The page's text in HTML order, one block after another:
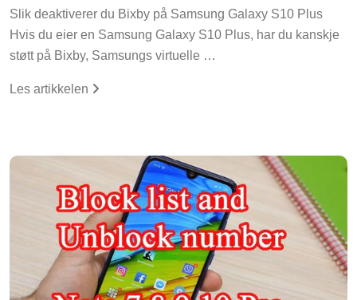
Slik deaktiverer du Bixby på Samsung Galaxy S10 Plus
Hvis du eier en Samsung Galaxy S10 Plus, har du kanskje
støtt på Bixby, Samsungs virtuelle …
Les artikkelen